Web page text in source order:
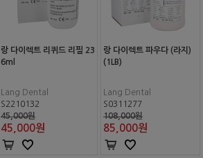
랑 다이렉트 리퀴드 리필 23
6ml
Lang Dental
S2210132
45,000원
45,000원
랑 다이렉트 파우다 (라지)
(1LB)
Lang Dental
S0311277
108,000원
85,000원